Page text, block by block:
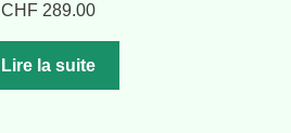
CHF289.00
Lire la suite